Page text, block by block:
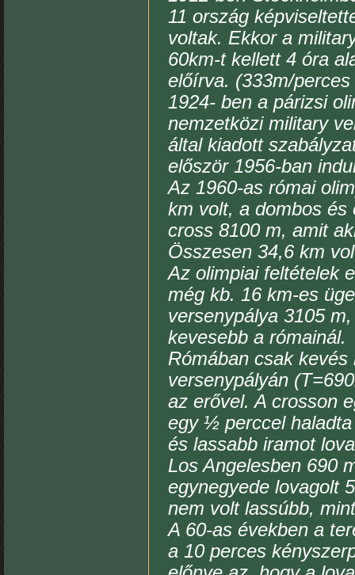
11 ország
voltak. Ekkor a
60km-t kellett 4 óra
előírva. (333m/perces
1924- ben a párizsi
nemzetközi military
által kiadott
először 1956-ban
Az 1960-as római
km volt, a dombos és
cross 8100 m, amit
Összesen 34,6 km
Az olimpiai feltételek
még kb. 16 km-es
versenypálya 3105
kevesebb a rómainál.
Rómában csak
versenypályán
az erővel. A crosson
egy ½ perccel
és lassabb iramot
Los Angelesben 690
egynegyede lovagolt
nem volt lassúbb,
A 60-as években a
a 10 perces